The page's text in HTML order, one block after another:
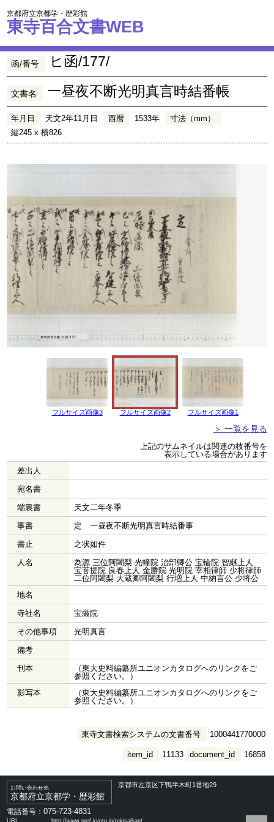
京都府立京都学・歴彩館
東寺百合文書WEB
函/番号 ヒ函/177/
文書名 一昼夜不断光明真言時結番帳
年月日 天文2年11月日 西暦 1533年
寸法（mm）
縦245 x 横826
フルサイズ画像3 フルサイズ画像2 フルサイズ画像1
＞ 一覧を見る
上記のサムネイルは関連の枝番号を
表示している場合があります
差出人
宛名書
端裏書
天文二年冬季
事書
定 一昼夜不断光明真言時結番事
書止
之状如件
人名
為源 三位阿闍梨 光幢院 治部卿公 宝輪院 智継上人
宝菩提院 良春上人 金勝院 光明院 宰相律師 少将律師
二位阿闍梨 大蔵卿阿闍梨 行増上人 中納言公 少将公
地名
寺社名
宝厳院
その他事項
光明真言
備考
刊本
（東大史料編纂所ユニオンカタログへのリンクをご
参照ください。）
影写本
（東大史料編纂所ユニオンカタログへのリンクをご
参照ください。）
東寺文書検索システムの文書番号 1000441770000
document_id 16858
item_id 11133
お問い合わせ先
京都府立京都学・歴彩館
京都市左京区下鴨半木町1番地29
電話番号：075-723-4831
URL ： http://www.pref.kyoto.jp/rekisaikan/